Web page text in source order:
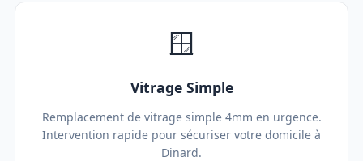
🪟
Vitrage Simple
Remplacement de vitrage simple 4mm en urgence.
Intervention rapide pour sécuriser votre domicile à
Dinard.